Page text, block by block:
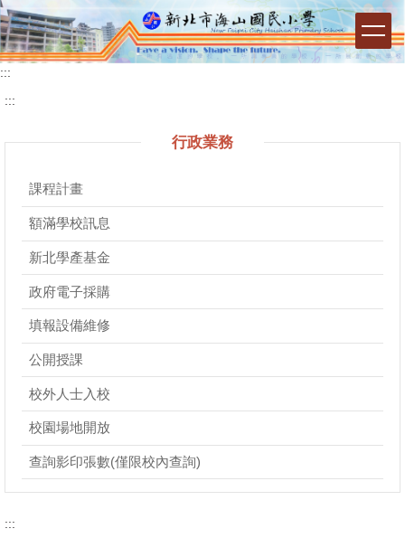
跳
到
主
要
容
塊
:::
:::
行政業務
課程計畫
額滿學校訊息
新北學產基金
政府電子採購
填報設備維修
公開授課
校外人士入校
校園場地開放
查詢影印張數(僅限校內查詢)
:::